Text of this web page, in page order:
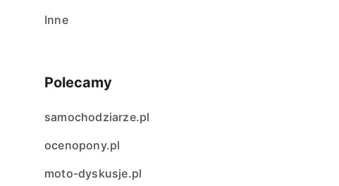
Inne
Polecamy
samochodziarze.pl
ocenopony.pl
moto-dyskusje.pl